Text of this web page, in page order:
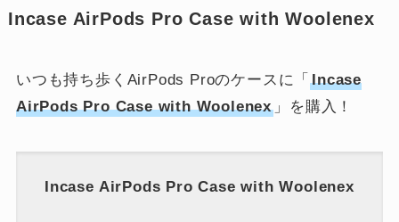
Incase AirPods Pro Case with Woolenex
いつも持ち歩くAirPods Proのケースに「Incase
AirPods Pro Case with Woolenex 」を購入！
Incase AirPods Pro Case with Woolenex